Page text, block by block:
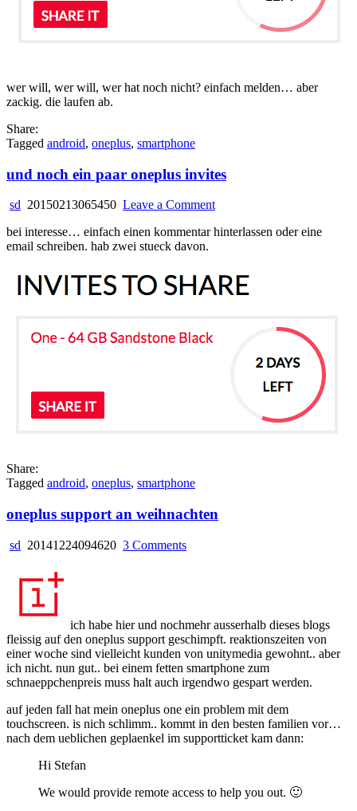
wer will, wer will, wer hat noch nicht? einfach melden… aber
zackig. die laufen ab.
Share:
Tagged android, oneplus, smartphone
und noch ein paar oneplus invites
sd 20150213065450 Leave a Commenton
noch
oneplus
invites
bei interesse… einfach einen kommentar hinterlassen oder eine
email schreiben. hab zwei stueck davon.
Share:
Tagged android, oneplus, smartphone
oneplus support an weihnachten
sd 20141224094620 3 Commentson
ich habe hier und nochmehr ausserhalb dieses blogs
fleissig auf den oneplus support geschimpft. reaktionszeiten von
einer woche sind vielleicht kunden von unitymedia gewohnt.. aber
ich nicht. nun gut.. bei einem fetten smartphone zum
schnaeppchenpreis muss halt auch irgendwo gespart werden.
auf jeden fall hat mein oneplus one ein problem mit dem
touchscreen. is nich schlimm.. kommt in den besten familien vor…
nach dem ueblichen geplaenkel im supportticket kam dann:
Hi Stefan
We would provide remote access to help you out. 🙂